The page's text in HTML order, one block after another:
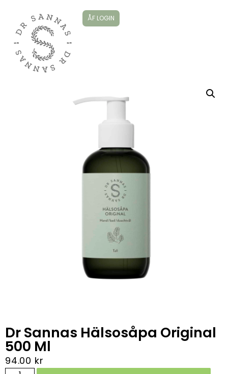
ÅF LOGIN
Dr Sannas Hälsosåpa Original
500 Ml
94.00 kr